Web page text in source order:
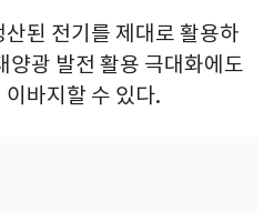
된 전기를 제대로 활용하
양광 발전 활용 극대화에도
바지할 수 있다.